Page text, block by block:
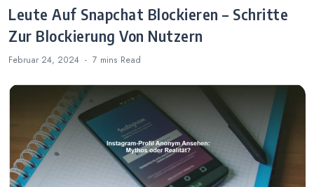
Leute Auf Snapchat Blockieren – Schritte
Zur Blockierung Von Nutzern
Februar 24, 2024 7 mins Read